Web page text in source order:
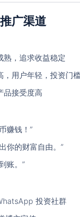
广渠道
熟，追求收益稳定
，用户年轻，投资门
品接受度高
赚钱！”
你的财富自由。”
账。”
投资社群